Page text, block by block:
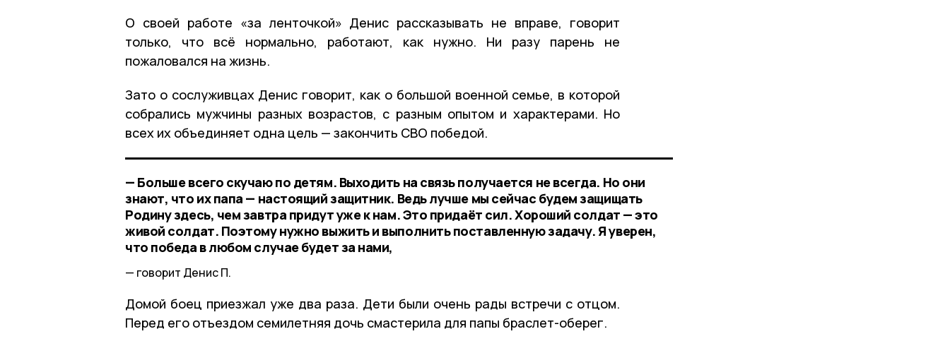
О своей работе «за ленточкой» Денис рассказывать не вправе, говорит
только, что всё нормально, работают, как нужно. Ни разу парень не
пожаловался на жизнь.
Зато о сослуживцах Денис говорит, как о большой военной семье, в которой
собрались мужчины разных возрастов, с разным опытом и характерами. Но
всех их объединяет одна цель — закончить СВО победой.
— Больше всего скучаю по детям. Выходить на связь получается не всегда. Но они
знают, что их папа — настоящий защитник. Ведь лучше мы сейчас будем защищать
Родину здесь, чем завтра придут уже к нам. Это придаёт сил. Хороший солдат — это
живой солдат. Поэтому нужно выжить и выполнить поставленную задачу. Я уверен,
что победа в любом случае будет за нами,
говорит Денис П.
Домой боец приезжал уже два раза. Дети были очень рады встречи с отцом.
Перед его отъездом семилетняя дочь смастерила для папы браслет-оберег.